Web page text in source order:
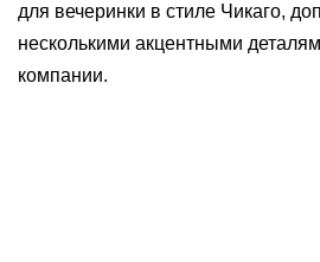
для вечеринки в стиле Чикаго,
несколькими акцентными
компании.